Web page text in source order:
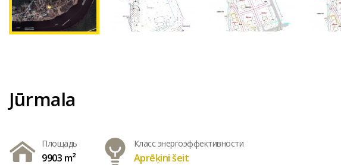
Jūrmala
Площадь
9903 m²
Класс энергоэффективности
Aprēķini šeit